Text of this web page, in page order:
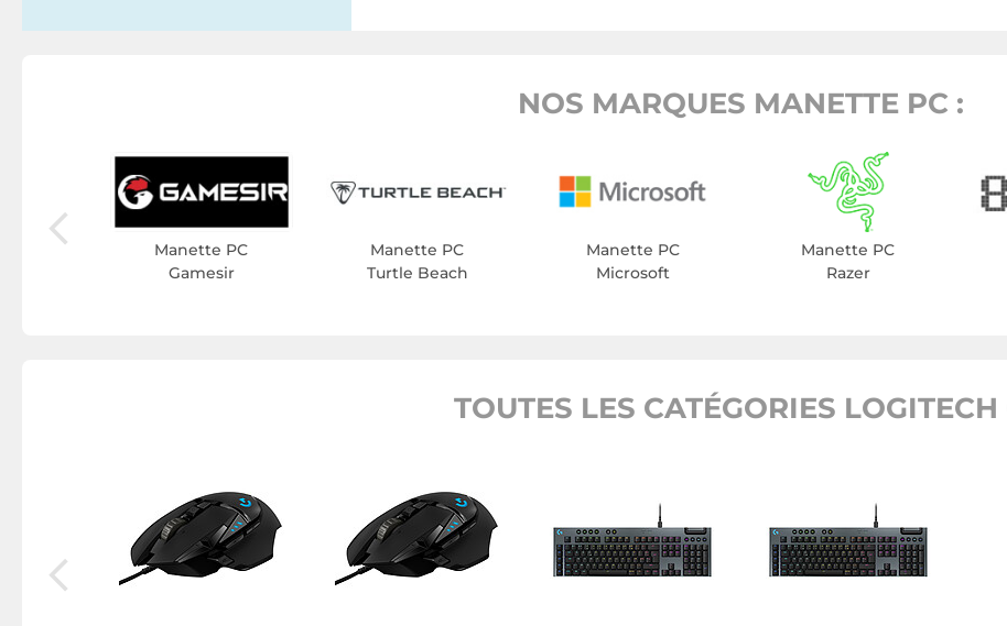
NOS MARQUES MANETTE PC :
Manette PC
Gamesir
Manette PC
Turtle Beach
Manette PC
Microsoft
Manette PC
Razer
TOUTES LES CATÉGORIES LOGITECH